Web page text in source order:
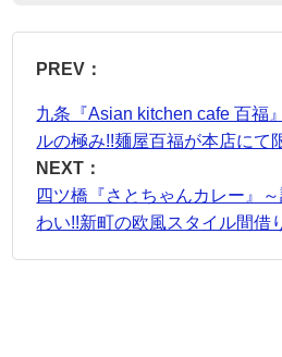
PREV：
九条『Asian kitchen cafe 百福
ルの極み!!麺屋百福が本店にて
NEXT：
四ツ橋『さとちゃんカレー』
わい!!新町の欧風スタイル間借